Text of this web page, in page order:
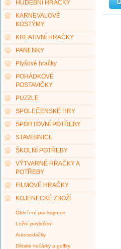
HUDEBNÍ HRAČKY
KARNEVALOVÉ
KOSTÝMY
KREATIVNÍ HRAČKY
PANENKY
Plyšové hračky
POHÁDKOVÉ
POSTAVIČKY
PUZZLE
SPOLEČENSKÉ HRY
SPORTOVNÍ POTŘEBY
STAVEBNICE
ŠKOLNÍ POTŘEBY
VÝTVARNÉ HRAČKY A
POTŘEBY
FILMOVÉ HRAČKY
KOJENECKÉ ZBOŽÍ
Oblečení pro kojence
Ložní povlečení
Autosedačky
Dětské kočárky a golfky